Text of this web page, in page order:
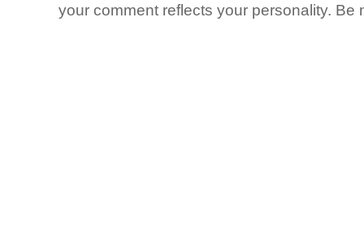
your comment reflects your personality. Be